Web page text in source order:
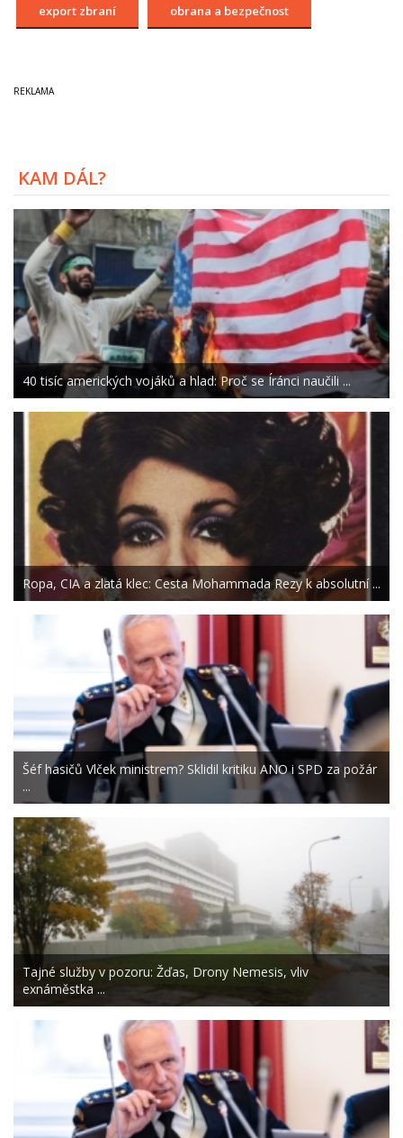
export zbraní obrana a bezpečnost
KAM DÁL?
40 tisíc amerických vojáků a hlad: Proč se Íránci naučili ...
Ropa, CIA a zlatá klec: Cesta Mohammada Rezy k absolutní ...
Šéf hasičů Vlček ministrem? Sklidil kritiku ANO i SPD za požár
...
Tajné služby v pozoru: Žďas, Drony Nemesis, vliv
exnáměstka ...